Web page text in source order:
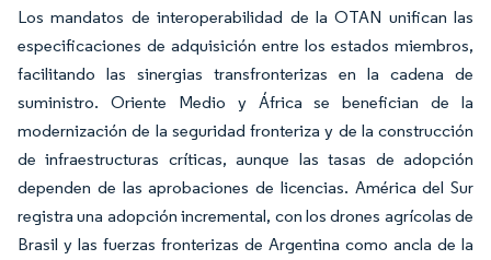
Los mandatos de interoperabilidad de la OTAN unifican las
especificaciones de adquisición entre los estados miembros,
facilitando las sinergias transfronterizas en la cadena de
suministro. Oriente Medio y África se benefician de la
modernización de la seguridad fronteriza y de la construcción
de infraestructuras críticas, aunque las tasas de adopción
dependen de las aprobaciones de licencias. América del Sur
registra una adopción incremental, con los drones agrícolas de
Brasil y las fuerzas fronterizas de Argentina como ancla de la